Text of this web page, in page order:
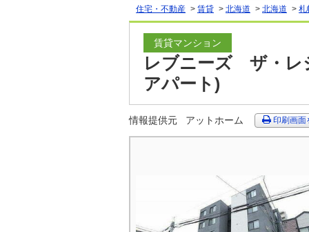
住宅・不動産 > 賃貸 > 北海道 > 北海道 > 札
賃貸マンション
レブニーズ ザ・レ
アパート)
情報提供元 アットホーム 印刷画面